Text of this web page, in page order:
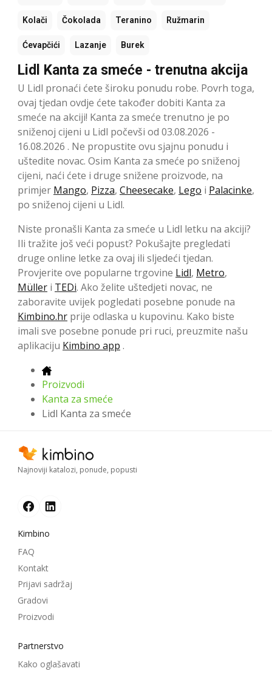
Kolači Čokolada Teranino Ružmarin
Ćevapčići Lazanje Burek
Lidl Kanta za smeće - trenutna akcija
U Lidl pronaći ćete široku ponudu robe. Povrh toga,
ovaj tjedan ovdje ćete također dobiti Kanta za
smeće na akciji! Kanta za smeće trenutno je po
sniženoj cijeni u Lidl počevši od 03.08.2026 -
16.08.2026 . Ne propustite ovu sjajnu ponudu i
uštedite novac. Osim Kanta za smeće po sniženoj
cijeni, naći ćete i druge snižene proizvode, na
primjer Mango, Pizza, Cheesecake, Lego i Palacinke,
po sniženoj cijeni u Lidl.
Niste pronašli Kanta za smeće u Lidl letku na akciji?
Ili tražite još veći popust? Pokušajte pregledati
druge online letke za ovaj ili sljedeći tjedan.
Provjerite ove popularne trgovine Lidl, Metro,
Müller i TEDi. Ako želite uštedjeti novac, ne
zaboravite uvijek pogledati posebne ponude na
Kimbino.hr prije odlaska u kupovinu. Kako biste
imali sve posebne ponude pri ruci, preuzmite našu
aplikaciju Kimbino app .
Proizvodi
Kanta za smeće
Lidl Kanta za smeće
Najnoviji katalozi, ponude, popusti
Kimbino
FAQ
Kontakt
Prijavi sadržaj
Gradovi
Proizvodi
Partnerstvo
Kako oglašavati